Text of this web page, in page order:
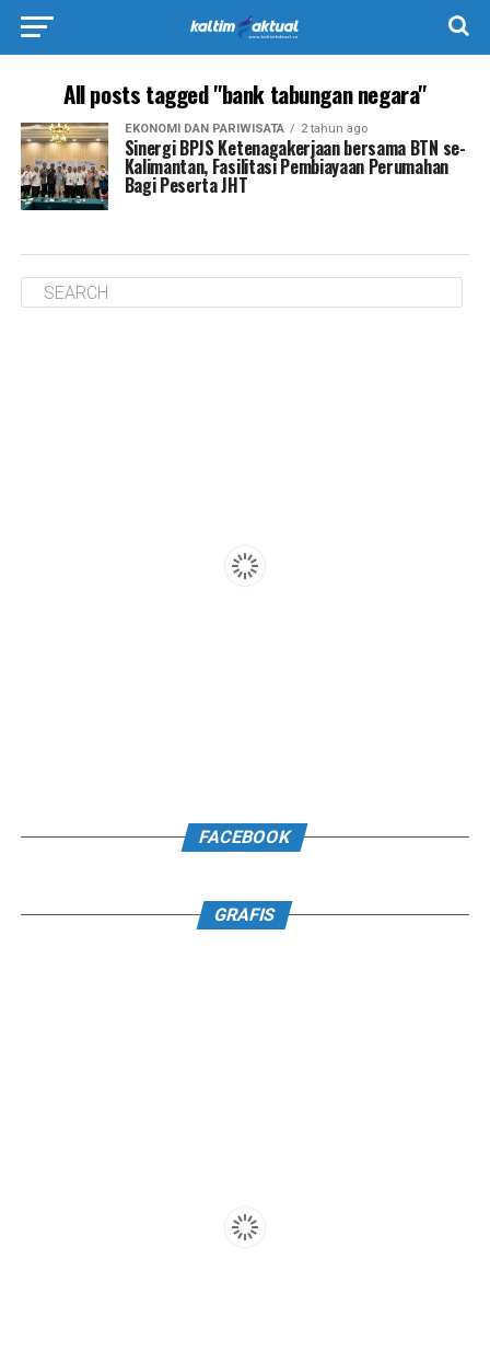
All posts tagged "bank tabungan negara"
EKONOMI DAN PARIWISATA 2 tahun ago
Sinergi BPJS Ketenagakerjaan bersama BTN se-
Kalimantan, Fasilitasi Pembiayaan Perumahan
Bagi Peserta JHT
FACEBOOK
GRAFIS